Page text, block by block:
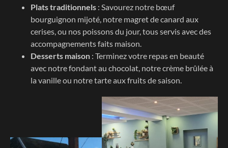
Plats traditionnels : Savourez notre bœuf
bourguignon mijoté, notre magret de canard aux
cerises, ou nos poissons du jour, tous servis avec des
accompagnements faits maison.
Desserts maison : Terminez votre repas en beauté
avec notre fondant au chocolat, notre crème brûlée à
la vanille ou notre tarte aux fruits de saison.